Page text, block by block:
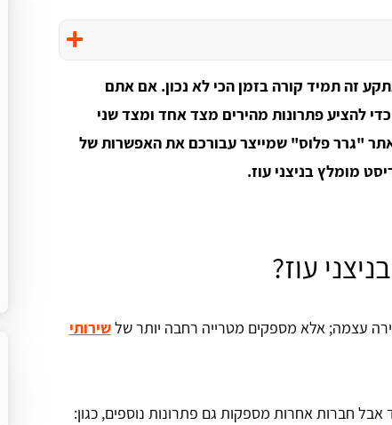
זה תמיד קורה בזמן הכי לא נכון. אם אתם
כדי להציע פתרונות מהירים מצד אחד ומצד שני
אתר "גרר פלוס" שמייצר עבורכם את האפשרות של
מומלץ בניצני עוז.
עוז?
עצמה; אלא מספקים מטרייה רחבה יותר שלשירותי
אבל חברות אחרות מספקות גם פתרונות נוספים, כגון: